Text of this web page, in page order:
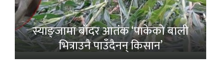
स्याङ्जामा बाँदर आतंक ‘पाकेको बाली
भित्राउनै पाउँदैनन् किसान’